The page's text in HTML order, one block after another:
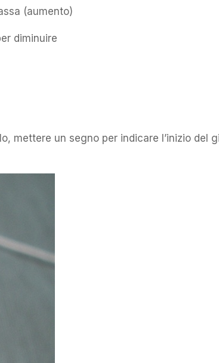
(aumento)
diminuire
mettere un segno per indicare l’inizio del